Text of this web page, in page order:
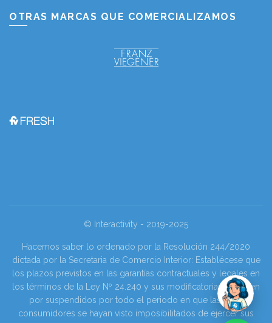
OTRAS MARCAS QUE COMERCIALIZAMOS
© Interactivity - 2019-2025
Hacemos saber lo ordenado por la Resolución 244/2020
dictada por la Secretaria de Comercio Interior: Establécese que
los plazos previstos en las garantías contractuales y legales en
los términos de la Ley Nº 24.240 y sus modificatorias se tienen
por suspendidos por todo el periodo en que las y los
consumidores se hayan visto imposibilitados de ejercer sus